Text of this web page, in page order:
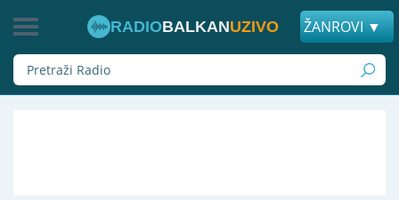
RADIOBALKANUZIVO ŽANROVI ▼